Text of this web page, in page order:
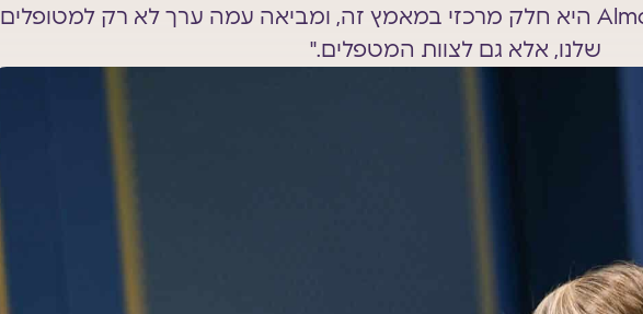
הצלחה. השותפות שלנו עם Alma היא חלק מרכזי במאמץ זה, ומביאה עמה ערך לא רק למטופלים
שלנו, אלא גם לצוות המטפלים."